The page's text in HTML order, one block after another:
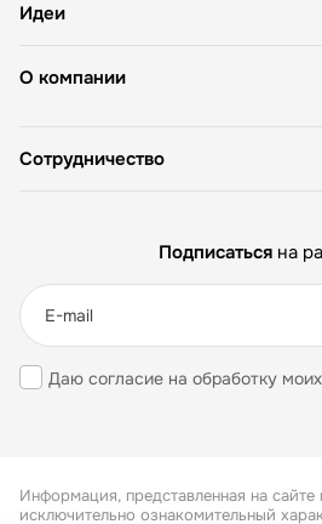
О компании
Идеи
Сотрудничество
Подписаться на
Даю согласие на обработку моих
Информация, представленная на
исключительно ознакомительный